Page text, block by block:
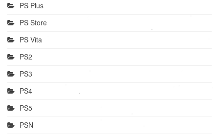
PS Plus
PS Store
PS Vita
PS2
PS3
PS4
PS5
PSN